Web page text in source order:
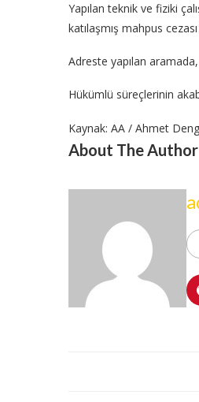
Yapılan teknik ve fiziki
katılaşmış mahpus
Adreste yapılan
Hükümlü süreçlerinin
Kaynak: AA / Ahmet
About The Author